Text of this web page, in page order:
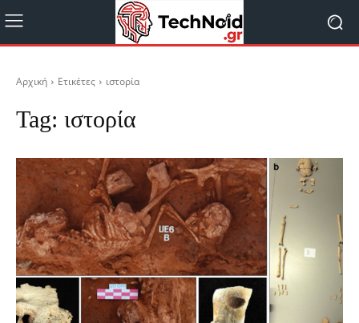
Αρχική Ετικέτες ιστορία
Tag: ιστορία